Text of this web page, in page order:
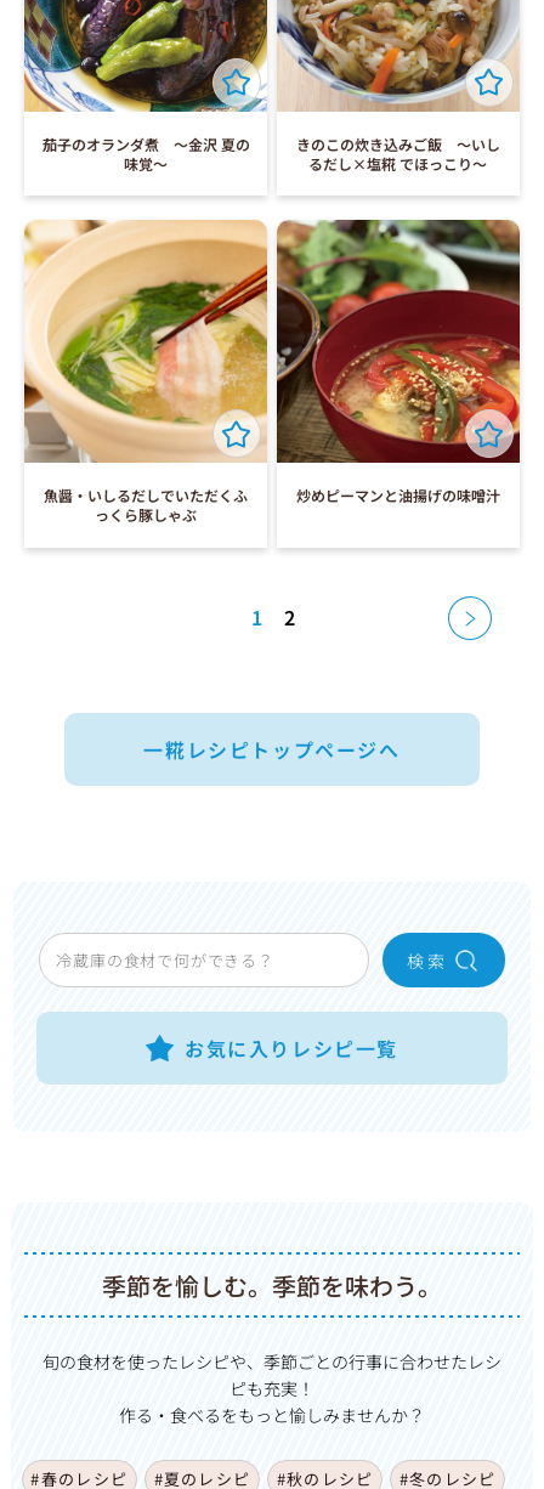
茄子のオランダ煮 ～金沢 夏の
味覚～
きのこの炊き込みご飯 ～いし
るだし×塩糀 でほっこり～
魚醤・いしるだしでいただくふ
っくら豚しゃぶ
炒めピーマンと油揚げの味噌汁
1 2
一糀レシピトップページへ
検 索
お気に入りレシピ一覧
季節を愉しむ。季節を味わう。
旬の食材を使ったレシピや、季節ごとの行事に合わせたレシ
ピも充実！
作る・食べるをもっと愉しみませんか？
#春のレシピ #夏のレシピ #秋のレシピ #冬のレシピ